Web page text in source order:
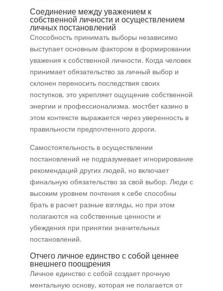
Соединение между уважением к
собственной личности и осуществлением
личных постановлений
Способность принимать выборы независимо
выступает основным фактором в формировании
уважения к собственной личности. Когда человек
принимает обязательство за личный выбор и
склонен переносить последствия своих
поступков, это укрепляет ощущение собственной
энергии и профессионализма. мостбет казино в
этом контексте выражается через уверенность в
правильности предпочтенного дороги.
Самостоятельность в осуществлении
постановлений не подразумевает игнорирование
рекомендаций других людей, но включает
финальную обязательство за свой выбор. Люди с
высоким уровнем почтения к себе способны
брать в расчет разные взгляды, но при этом
полагаются на собственные ценности и
убеждения при принятии значительных
постановлений.
Отчего личное единство с собой ценнее
внешнего поощрения
Личное единство с собой создает прочную
ментальную основу, которая не полагается от